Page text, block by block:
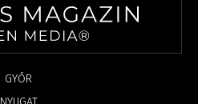
GYŐR